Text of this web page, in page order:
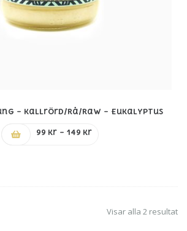
– Kallrörd/Rå/Raw – Eukalyptus
99 kr – 149 krPrisintervall:
Visar alla 2 resultat